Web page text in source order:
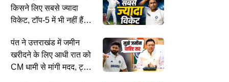
PHOTOS
किसने लिए सबसे ज्यादा
विकेट, टॉप-5 में भी नहीं हैं
पंत ने उत्तराखंड में जमीन
खरीदने के लिए आधी रात को
CM धामी से मांगी मदद, ट्वीट